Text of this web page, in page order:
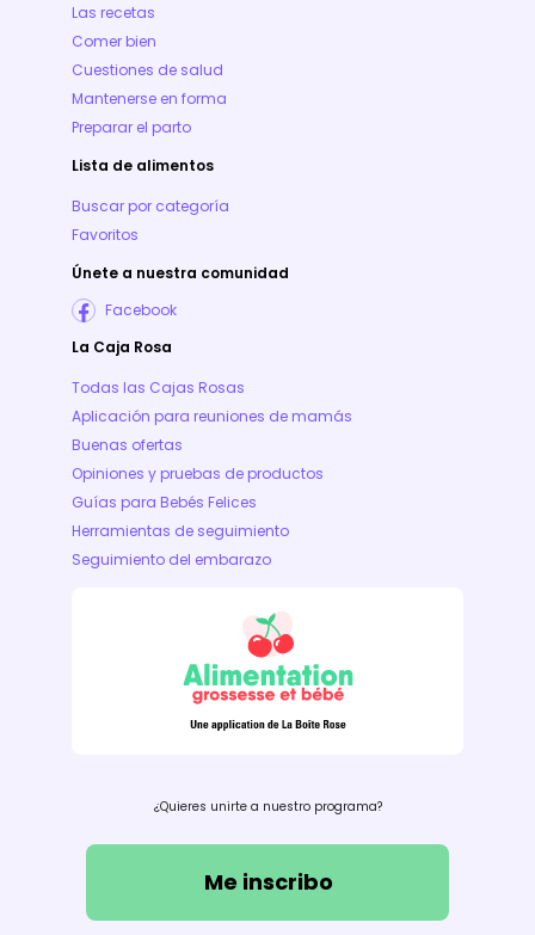
Las recetas
Comer bien
Cuestiones de salud
Mantenerse en forma
Preparar el parto
Lista de alimentos
Buscar por categoría
Favoritos
Únete a nuestra comunidad
Facebook
La Caja Rosa
Todas las Cajas Rosas
Aplicación para reuniones de mamás
Buenas ofertas
Opiniones y pruebas de productos
Guías para Bebés Felices
Herramientas de seguimiento
Seguimiento del embarazo
¿Quieres unirte a nuestro programa?
Me inscribo